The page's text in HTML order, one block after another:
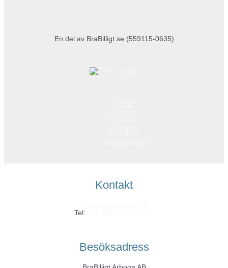
En del av BraBilligt.se (559115-0635)
Kontakt
Tel:
Besöksadress